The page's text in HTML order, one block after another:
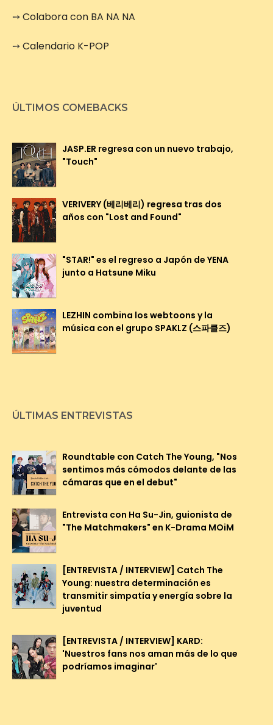
➙Colabora con BA NA NA
➙Calendario K-POP
ÚLTIMOS COMEBACKS
JASP.ER regresa con un nuevo trabajo,
"Touch"
VERIVERY (베리베리) regresa tras dos
años con "Lost and Found"
"STAR!" es el regreso a Japón de YENA
junto a Hatsune Miku
LEZHIN combina los webtoons y la
música con el grupo SPAKLZ (스파클즈)
ÚLTIMAS ENTREVISTAS
Roundtable con Catch The Young, "Nos
sentimos más cómodos delante de las
cámaras que en el debut"
Entrevista con Ha Su-Jin, guionista de
"The Matchmakers" en K-Drama MOiM
[ENTREVISTA / INTERVIEW] Catch The
Young: nuestra determinación es
transmitir simpatía y energía sobre la
juventud
[ENTREVISTA / INTERVIEW] KARD:
'Nuestros fans nos aman más de lo que
podríamos imaginar'